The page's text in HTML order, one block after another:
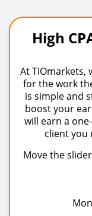
High
At TIOmarkets,
for the work
is simple and
boost your
will earn a
client
Move the